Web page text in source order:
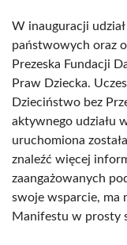
W inauguracji
państwowych oraz
Prezeska Fundacji
Praw Dziecka.
Dzieciństwo bez
aktywnego udziału
uruchomiona
znaleźć więcej
zaangażowanych
swoje wsparcie, ma
Manifestu w prosty